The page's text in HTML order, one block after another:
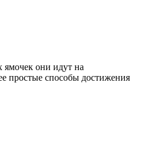
ямочек они идут на
простые способы достижения